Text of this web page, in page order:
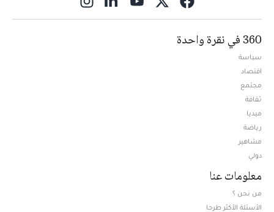
360 في نقرة واحدة
سياسة
اقتصاد
مجتمع
ثقافة
ميديا
رياضة
مشاهير
دولي
معلومات عنا
من نحن ؟
الأسئلة الأكثر طرحا